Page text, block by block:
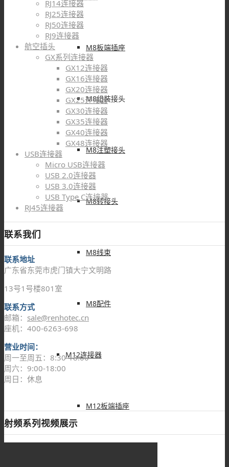
M8板端插座
M8组装接头
M8注塑接头
M8转接头
M8线束
M8配件
M12连接器
M12板端插座
RJ14连接器
RJ25连接器
RJ50连接器
RJ9连接器
航空插头
GX系列连接器
GX12连接器
GX16连接器
GX20连接器
GX25连接器
GX30连接器
GX35连接器
GX40连接器
GX48连接器
USB连接器
Micro USB连接器
USB 2.0连接器
USB 3.0连接器
USB Type C连接器
RJ45连接器
联系我们
联系地址
广东省东莞市虎门镇大宁文明路
13号1号楼801室
联系方式
邮箱： sale@renhotec.cn
座机：400-6263-698
营业时间：
周一至周五：8:30-18:00
周六：9:00-18:00
周日：休息
射频系列视频展示